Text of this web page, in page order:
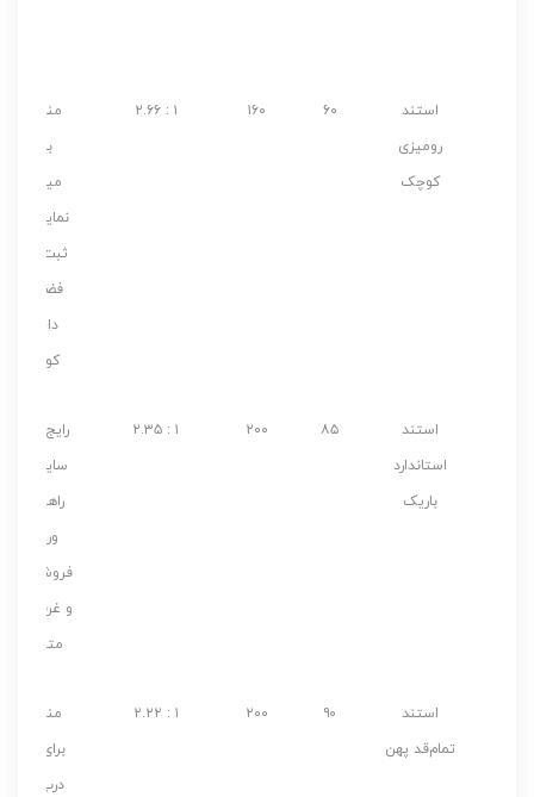
استند
رومیزی
کوچک
۶۰ ۱۶۰ ۱ : ۲.۶۶
مناسب
برای
میزهای
نمایشگاه،
ثبت‌نام و
فضاهای
داخلی
کوچک
استند
استاندارد
باریک
۸۵ ۲۰۰ ۱ : ۲.۳۵
رایج ترین
سایز برای
راهروها،
ورودی
فروشگاه‌ها
و غرفه‌های
متوسط
استند
تمام‌قد پهن
۹۰ ۲۰۰ ۱ : ۲.۲۲
مناسب
برای کنار
درب ها،